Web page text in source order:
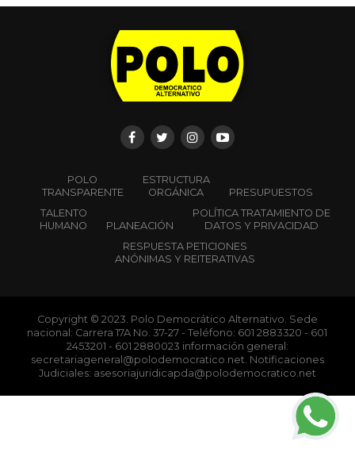
POLO
TRANSPARENTE
ESTRUCTURA
ORGÁNICA
PRESUPUESTOS
TALENTO
HUMANO
PLANEACIÓN
POLÍTICA TRATAMIENTO DE
DATOS Y PRIVACIDAD
RESPUESTA PETICIONES
ANÓNIMAS Y REITERATIVAS
Copyright © 2023. Polo Democrático Alternativo. Sede
nacional: Carrera 17A No. 37-27 - Teléfono: 601 2883320 - 601
2453201 - 601 2880023 información general:
secretariageneral@polodemocratico.net. Notificaciones
Judiciales: asesoriajuridicapda@polodemocratico.net